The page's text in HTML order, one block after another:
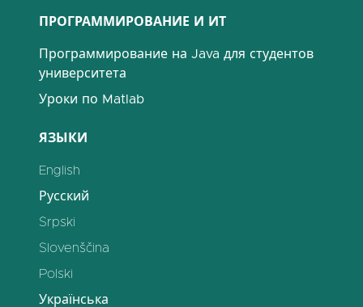
ПРОГРАММИРОВАНИЕ И ИТ
Программирование на Java для студентов
университета
Уроки по Matlab
ЯЗЫКИ
English
Русский
Srpski
Slovenščina
Polski
Українська